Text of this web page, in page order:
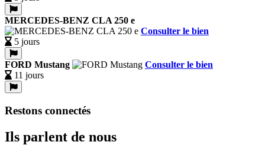
MERCEDES-BENZ CLA 250 e
Consulter le bien
5 jours
FORD Mustang
Consulter le bien
11 jours
Restons connectés
Ils parlent de nous